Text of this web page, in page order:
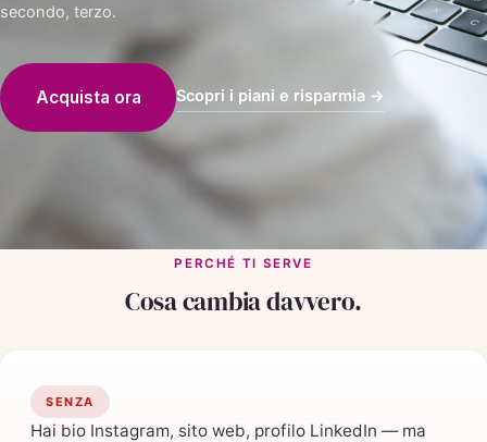
secondo, terzo.
Acquista ora Scopri i piani e risparmia →
PERCHÉ TI SERVE
Cosa cambia davvero.
SENZA
Hai bio Instagram, sito web, profilo LinkedIn — ma